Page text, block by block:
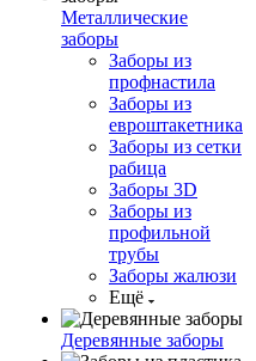
Металлические
заборы
Заборы из
профнастила
Заборы из
евроштакетника
Заборы из сетки
рабица
Заборы 3D
Заборы из
профильной
трубы
Заборы жалюзи
Ещё
Деревянные заборы